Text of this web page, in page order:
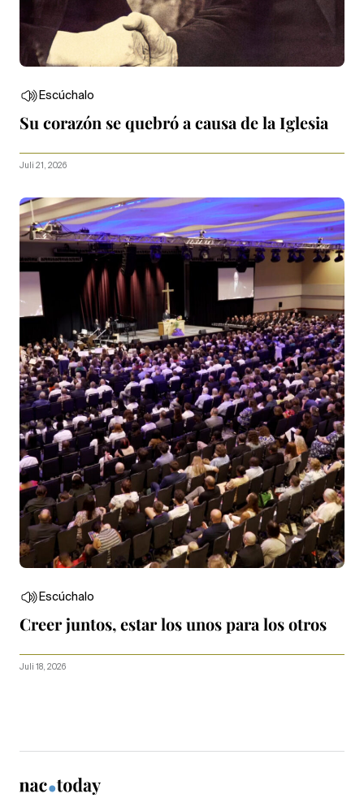
Escúchalo
Su corazón se quebró a causa de la Iglesia
Juli 21, 2026
Escúchalo
Creer juntos, estar los unos para los otros
Juli 18, 2026